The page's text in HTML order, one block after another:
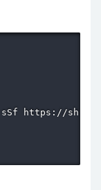
https://